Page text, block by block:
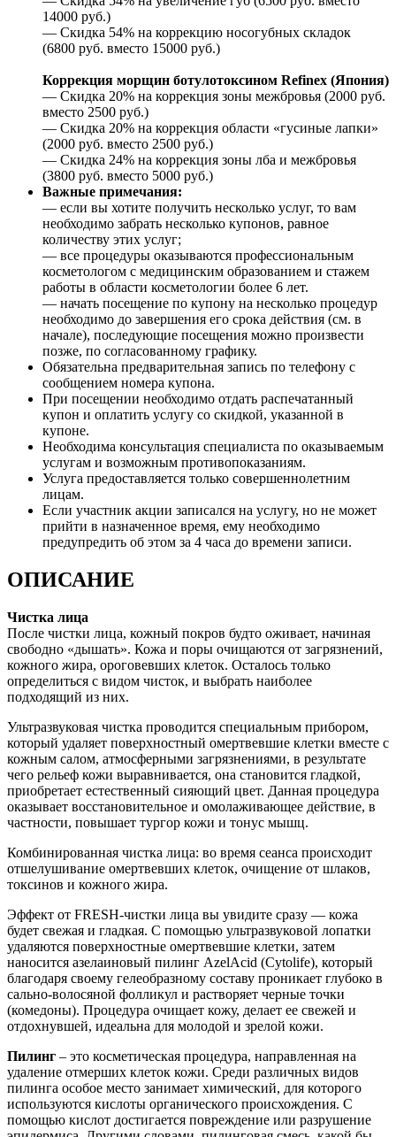
14000 руб.)
— Скидка 54% на коррекцию носогубных складок
(6800 руб. вместо 15000 руб.)
Коррекция морщин ботулотоксином Rеfinех (Япония)
— Скидка 20% на коррекция зоны межбровья (2000 руб.
вместо 2500 руб.)
— Скидка 20% на коррекция области «гусиные лапки»
(2000 руб. вместо 2500 руб.)
— Скидка 24% на коррекция зоны лба и межбровья
(3800 руб. вместо 5000 руб.)
Важные примечания:
— если вы хотите получить несколько услуг, то вам
необходимо забрать несколько купонов, равное
количеству этих услуг;
— все процедуры оказываются профессиональным
косметологом с медицинским образованием и стажем
работы в области косметологии более 6 лет.
— начать посещение по купону на несколько процедур
необходимо до завершения его срока действия (см. в
начале), последующие посещения можно произвести
позже, по согласованному графику.
Обязательна предварительная запись по телефону с
сообщением номера купона.
При посещении необходимо отдать распечатанный
купон и оплатить услугу со скидкой, указанной в
купоне.
Необходима консультация специалиста по оказываемым
услугам и возможным противопоказаниям.
Услуга предоставляется только совершеннолетним
лицам.
Если участник акции записался на услугу, но не может
прийти в назначенное время, ему необходимо
предупредить об этом за 4 часа до времени записи.
ОПИСАНИЕ
Чистка лица
После чистки лица, кожный покров будто оживает, начиная
свободно «дышать». Кожа и поры очищаются от загрязнений,
кожного жира, ороговевших клеток. Осталось только
определиться с видом чисток, и выбрать наиболее
подходящий из них.
Ультразвуковая чистка проводится специальным прибором,
который удаляет поверхностный омертвевшие клетки вместе с
кожным салом, атмосферными загрязнениями, в результате
чего рельеф кожи выравнивается, она становится гладкой,
приобретает естественный сияющий цвет. Данная процедура
оказывает восстановительное и омолаживающее действие, в
частности, повышает тургор кожи и тонус мышц.
Комбинированная чистка лица: во время сеанса происходит
отшелушивание омертвевших клеток, очищение от шлаков,
токсинов и кожного жира.
Эффект от FRESH-чистки лица вы увидите сразу — кожа
будет свежая и гладкая. С помощью ультразвуковой лопатки
удаляются поверхностные омертвевшие клетки, затем
наносится азелаиновый пилинг AzelAcid (Cytolife), который
благодаря своему гелеобразному составу проникает глубоко в
сально-волосяной фолликул и растворяет черные точки
(комедоны). Процедура очищает кожу, делает ее свежей и
отдохнувшей, идеальна для молодой и зрелой кожи.
Пилинг – это косметическая процедура, направленная на
удаление отмерших клеток кожи. Среди различных видов
пилинга особое место занимает химический, для которого
используются кислоты органического происхождения. С
помощью кислот достигается повреждение или разрушение